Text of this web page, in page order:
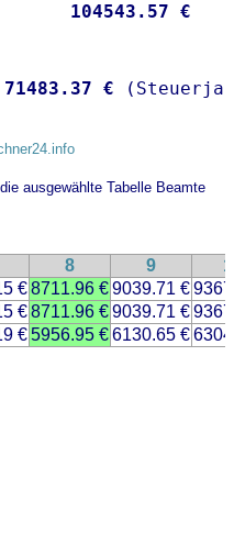
104543.57 €
71483.37 €
ausgewählte Tabelle Beamte
8 9
€8711.96 €9039.71 €
€8711.96 €9039.71 €
€5956.95 €6130.65 €